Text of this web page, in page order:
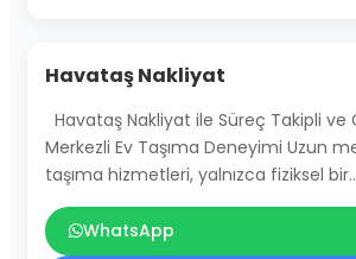
Havataş Nakliyat
Havataş Nakliyat ile Süreç Takipli ve
Merkezli Ev Taşıma Deneyimi Uzun
taşıma hizmetleri, yalnızca fiziksel
WhatsApp